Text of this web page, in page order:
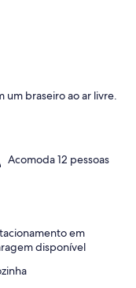
um braseiro ao ar livre.
Acomoda 12 pessoas
em
disponível